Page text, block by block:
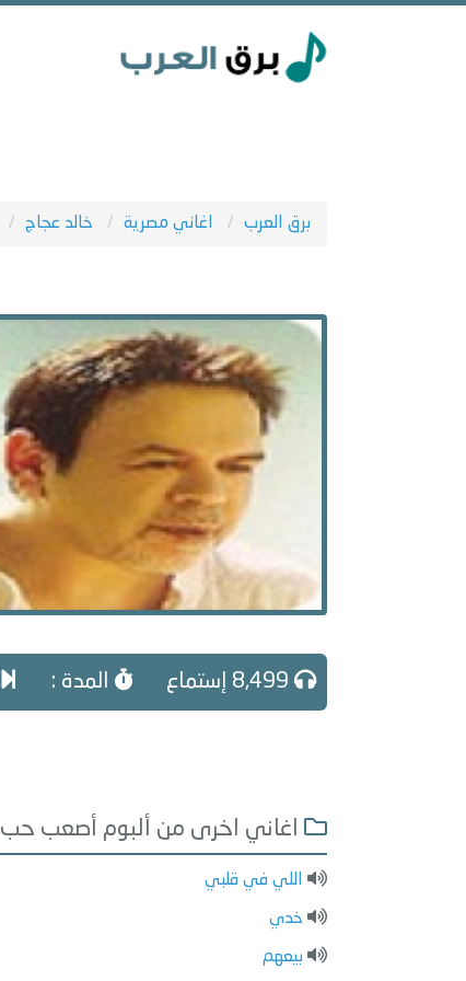
برق العرب اغاني مصرية خالد عجاج
المدة :
اغاني اخرى من ألبوم أصعب حب
اللي في قلبي
خدي
بيعهم